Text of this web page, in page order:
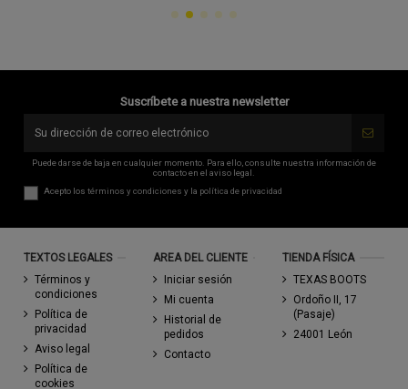
Suscríbete a nuestra newsletter
Puede darse de baja en cualquier momento. Para ello, consulte nuestra información de
contacto en el aviso legal.
Acepto lostérminos y condiciones y la política de privacidad
TEXTOS LEGALES
Términos y
condiciones
Política de
privacidad
Aviso legal
Política de
cookies
AREA DEL CLIENTE
Iniciar sesión
Mi cuenta
Historial de
pedidos
Contacto
TIENDA FÍSICA
TEXAS BOOTS
Ordoño II, 17
(Pasaje)
24001 León